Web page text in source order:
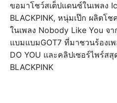
ขอมาโชว์สเต็ปแดนซ์ในเพลง
BLACKPINK, หนุ่มเป๊ก ผลิตโ
ในเพลง Nobody Like You
แบมแบมGOT7 ที่มาชวนร้องเ
DO YOU และคลิปเซอร์ไพร์ส
BLACKPINK